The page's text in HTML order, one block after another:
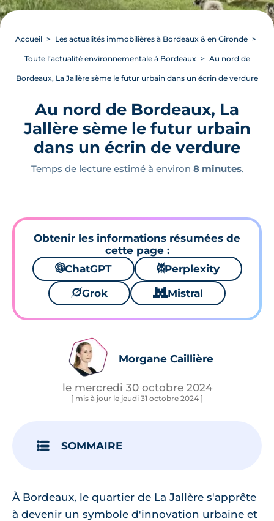
Accueil Les actualités immobilières à Bordeaux & en Gironde
Toute l’actualité environnementale à Bordeaux Au nord de
Bordeaux, La Jallère sème le futur urbain dans un écrin de verdure
Au nord de Bordeaux, La
Jallère sème le futur urbain
dans un écrin de verdure
Temps de lecture estimé à environ 8 minutes.
Obtenir les informations résumées de
cette page :
🌌ChatGPT ⚙Perplexity
🪐Grok 🐱 Mistral
Morgane Caillière
le mercredi 30 octobre 2024
[ mis à jour le jeudi 31 octobre 2024 ]
SOMMAIRE
À Bordeaux, le quartier de La Jallère s'apprête
à devenir un symbole d'innovation urbaine et